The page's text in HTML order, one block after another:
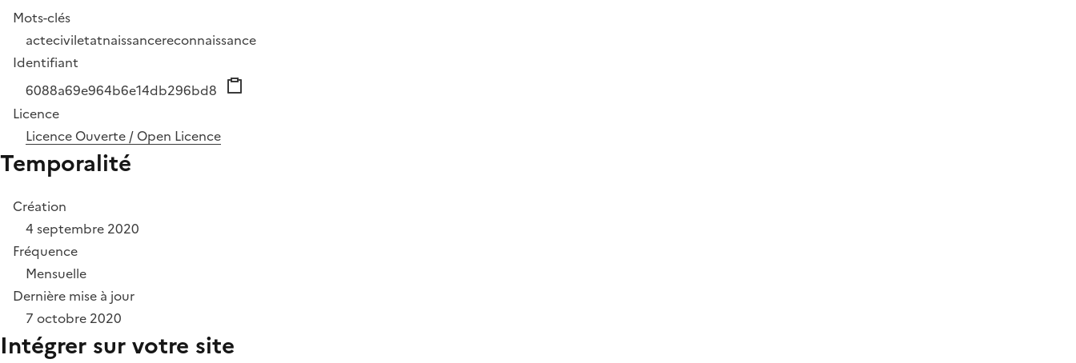
Mots-clés
acteciviletatnaissancereconnaissance
Identifiant
6088a69e964b6e14db296bd8
Licence
Licence Ouverte / Open Licence
Temporalité
Création
4 septembre 2020
Fréquence
Mensuelle
Dernière mise à jour
7 octobre 2020
Intégrer sur votre site